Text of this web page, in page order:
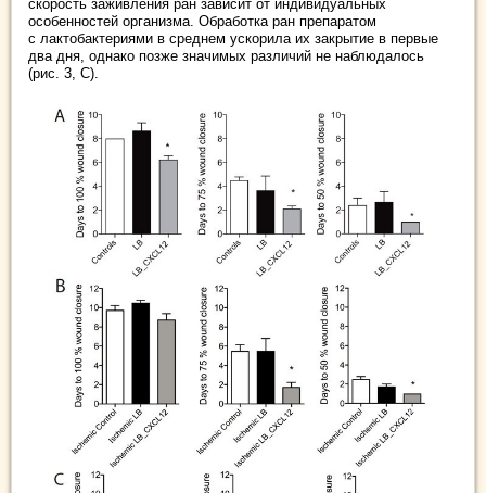
скорость заживления ран зависит от индивидуальных
особенностей организма. Обработка ран препаратом
с лактобактериями в среднем ускорила их закрытие в первые
два дня, однако позже значимых различий не наблюдалось
(рис. 3, С).